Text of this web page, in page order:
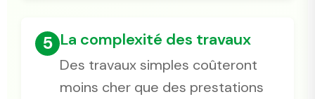
5 La complexité des travaux
Des travaux simples coûteront
moins cher que des prestations